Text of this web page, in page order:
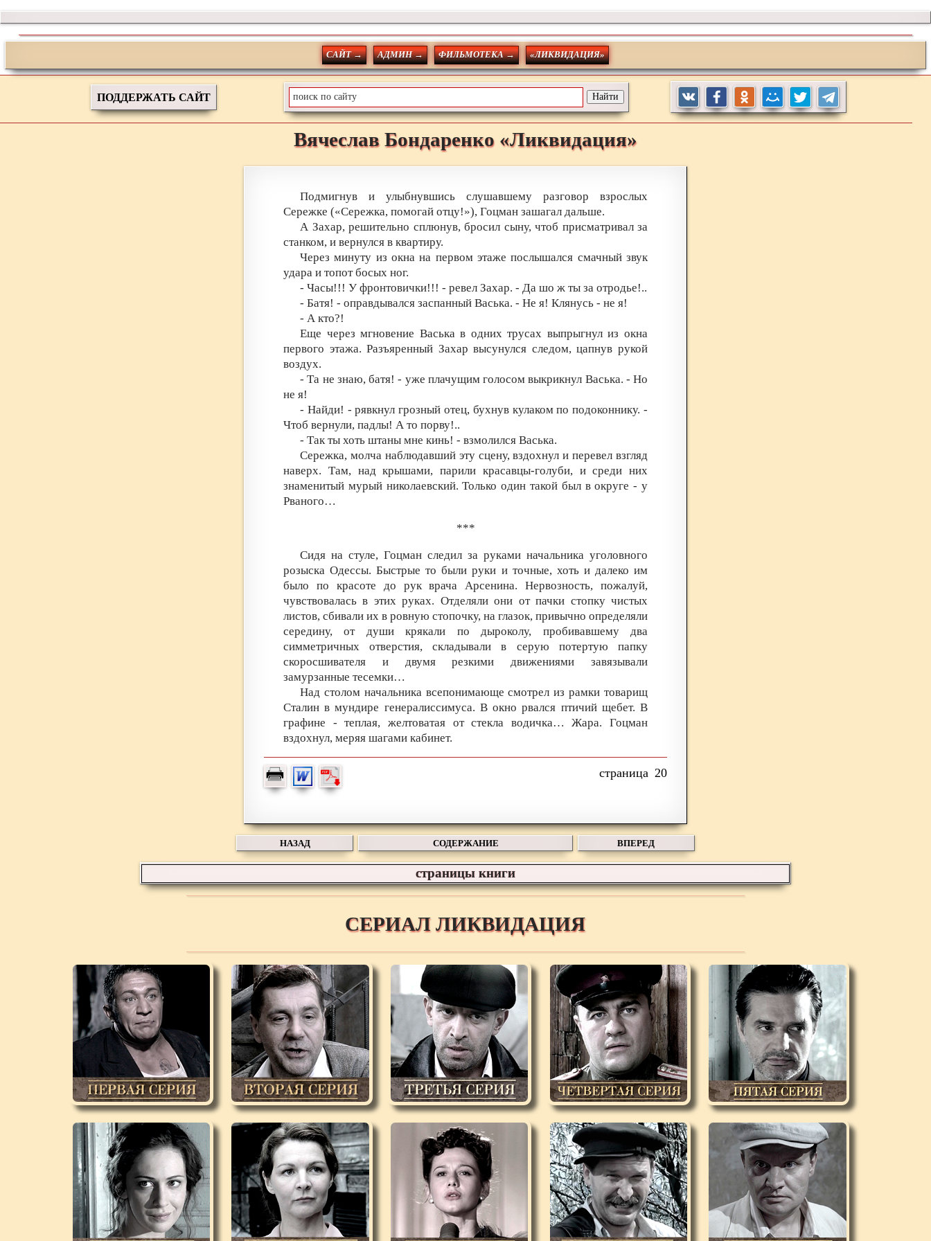
САЙТ → АДМИН → ФИЛЬМОТЕКА → «ЛИКВИДАЦИЯ»
ПОДДЕРЖАТЬ САЙТ
Вячеслав Бондаренко «Ликвидация»
Подмигнув и улыбнувшись слушавшему разговор взрослых
Сережке («Сережка, помогай отцу!»), Гоцман зашагал дальше.
А Захар, решительно сплюнув, бросил сыну, чтоб присматривал за
станком, и вернулся в квартиру.
Через минуту из окна на первом этаже послышался смачный звук
удара и топот босых ног.
- Часы!!! У фронтовички!!! - ревел Захар. - Да шо ж ты за отродье!..
- Батя! - оправдывался заспанный Васька. - Не я! Клянусь - не я!
- А кто?!
Еще через мгновение Васька в одних трусах выпрыгнул из окна
первого этажа. Разъяренный Захар высунулся следом, цапнув рукой
воздух.
- Та не знаю, батя! - уже плачущим голосом выкрикнул Васька. - Но
не я!
- Найди! - рявкнул грозный отец, бухнув кулаком по подоконнику. -
Чтоб вернули, падлы! А то порву!..
- Так ты хоть штаны мне кинь! - взмолился Васька.
Сережка, молча наблюдавший эту сцену, вздохнул и перевел взгляд
наверх. Там, над крышами, парили красавцы-голуби, и среди них
знаменитый мурый николаевский. Только один такой был в округе - у
Рваного…
***
Сидя на стуле, Гоцман следил за руками начальника уголовного
розыска Одессы. Быстрые то были руки и точные, хоть и далеко им
было по красоте до рук врача Арсенина. Нервозность, пожалуй,
чувствовалась в этих руках. Отделяли они от пачки стопку чистых
листов, сбивали их в ровную стопочку, на глазок, привычно определяли
середину, от души крякали по дыроколу, пробивавшему два
симметричных отверстия, складывали в серую потертую папку
скоросшивателя и двумя резкими движениями завязывали
замурзанные тесемки…
Над столом начальника всепонимающе смотрел из рамки товарищ
Сталин в мундире генералиссимуса. В окно рвался птичий щебет. В
графине - теплая, желтоватая от стекла водичка… Жара. Гоцман
вздохнул, меряя шагами кабинет.
20
НАЗАД СОДЕРЖАНИЕ ВПЕРЕД
страницы книги
СЕРИАЛ ЛИКВИДАЦИЯ